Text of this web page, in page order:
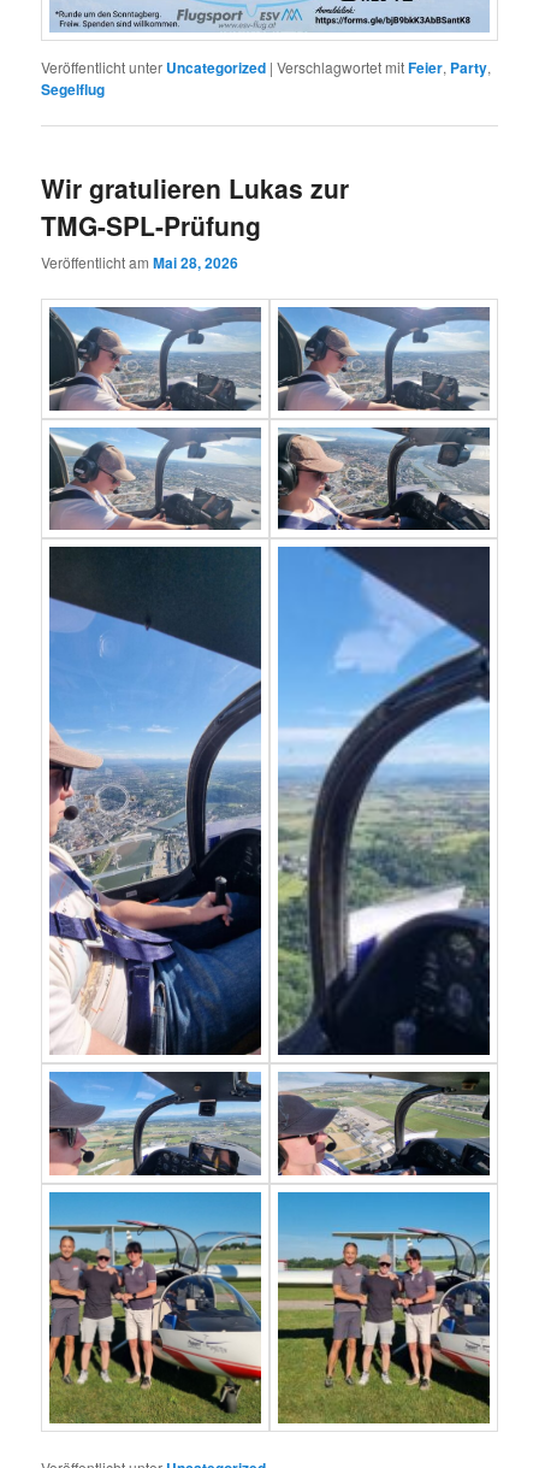
Veröffentlicht unter Uncategorized |Verschlagwortet mitFeier, Party,
Segelflug
Wir gratulieren Lukas zur
TMG-SPL-Prüfung
Veröffentlicht amMai 28, 2026